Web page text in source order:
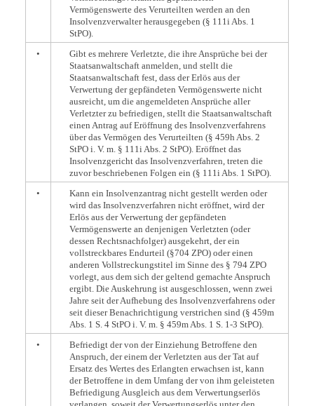
Vermögenswerte des Verurteilten werden an den
Insolvenzverwalter herausgegeben (§ 111i Abs. 1
StPO).
•
Gibt es mehrere Verletzte, die ihre Ansprüche bei der
Staatsanwaltschaft anmelden, und stellt die
Staatsanwaltschaft fest, dass der Erlös aus der
Verwertung der gepfändeten Vermögenswerte nicht
ausreicht, um die angemeldeten Ansprüche aller
Verletzter zu befriedigen, stellt die Staatsanwaltschaft
einen Antrag auf Eröffnung des Insolvenzverfahrens
über das Vermögen des Verurteilten (§ 459h Abs. 2
StPO i. V. m. § 111i Abs. 2 StPO). Eröffnet das
Insolvenzgericht das Insolvenzverfahren, treten die
zuvor beschriebenen Folgen ein (§ 111i Abs. 1 StPO).
•
Kann ein Insolvenzantrag nicht gestellt werden oder
wird das Insolvenzverfahren nicht eröffnet, wird der
Erlös aus der Verwertung der gepfändeten
Vermögenswerte an denjenigen Verletzten (oder
dessen Rechtsnachfolger) ausgekehrt, der ein
vollstreckbares Endurteil (§704 ZPO) oder einen
anderen Vollstreckungstitel im Sinne des § 794 ZPO
vorlegt, aus dem sich der geltend gemachte Anspruch
ergibt. Die Auskehrung ist ausgeschlossen, wenn zwei
Jahre seit der Aufhebung des Insolvenzverfahrens oder
seit dieser Benachrichtigung verstrichen sind (§ 459m
Abs. 1 S. 4 StPO i. V. m. § 459m Abs. 1 S. 1-3 StPO).
•
Befriedigt der von der Einziehung Betroffene den
Anspruch, der einem der Verletzten aus der Tat auf
Ersatz des Wertes des Erlangten erwachsen ist, kann
der Betroffene in dem Umfang der von ihm geleisteten
Befriedigung Ausgleich aus dem Verwertungserlös